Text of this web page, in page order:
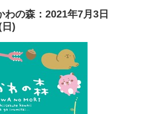
わの森：2021年7月3日
)